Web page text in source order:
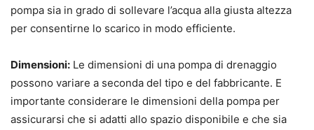
pompa sia in grado di sollevare l’acqua alla giusta altezza
per consentirne lo scarico in modo efficiente.
Dimensioni: Le dimensioni di una pompa di drenaggio
possono variare a seconda del tipo e del fabbricante. E
importante considerare le dimensioni della pompa per
assicurarsi che si adatti allo spazio disponibile e che sia